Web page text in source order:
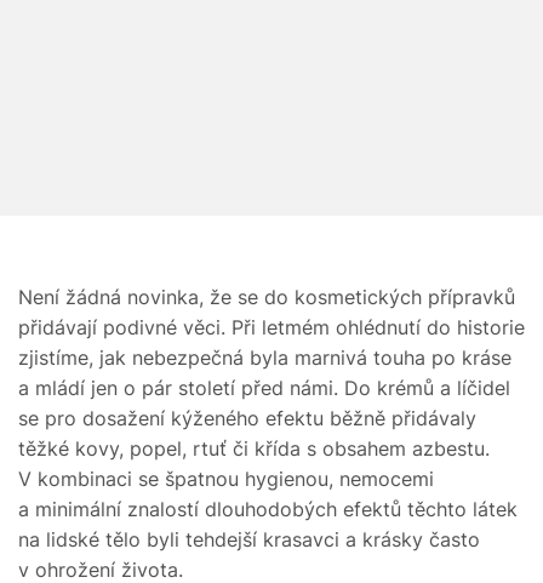
Není žádná novinka, že se do kosmetických přípravků
přidávají podivné věci. Při letmém ohlédnutí do historie
zjistíme, jak nebezpečná byla marnivá touha po kráse
a mládí jen o pár století před námi. Do krémů a líčidel
se pro dosažení kýženého efektu běžně přidávaly
těžké kovy, popel, rtuť či křída s obsahem azbestu.
V kombinaci se špatnou hygienou, nemocemi
a minimální znalostí dlouhodobých efektů těchto látek
na lidské tělo byli tehdejší krasavci a krásky často
v ohrožení života.